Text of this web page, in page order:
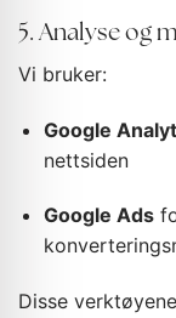
5. Analyse og
Vi bruker:
Google
nettsiden
Google Ads
Disse